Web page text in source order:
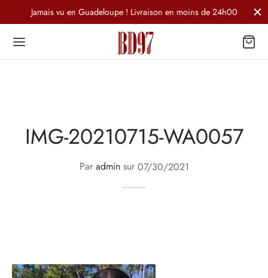
Jamais vu en Guadeloupe ! Livraison en moins de 24h00
IMG-20210715-WA0057
Par adminsur 07/30/2021